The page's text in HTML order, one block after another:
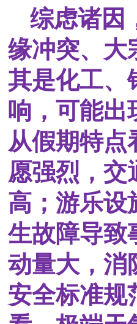
综虑诸因
缘冲突、大
其是化工、
响，可能出
从假期特点
愿强烈，交
高；游乐设
生故障导致
动量大，消
安全标准规